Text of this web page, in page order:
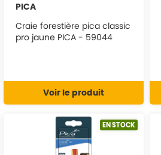
PICA
Craie forestière pica classic
pro jaune PICA - 59044
Voir le produit
EN STOCK